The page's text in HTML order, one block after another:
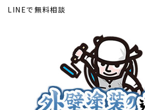
LINEで無料相談